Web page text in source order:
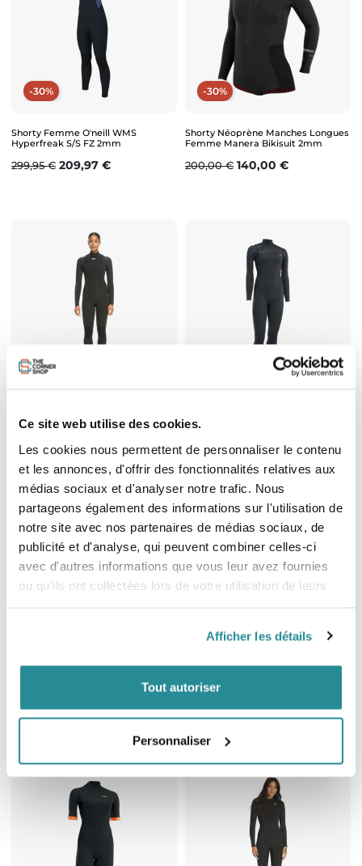
Ce site web utilise des cookies.
Les cookies nous permettent de personnaliser le contenu
et les annonces, d'offrir des fonctionnalités relatives aux
médias sociaux et d'analyser notre trafic. Nous
partageons également des informations sur l'utilisation de
notre site avec nos partenaires de médias sociaux, de
publicité et d'analyse, qui peuvent combiner celles-ci
avec d'autres informations que vous leur avez fournies
ou qu'ils ont collectées lors de votre utilisation de leurs
Afficher les détails
Tout autoriser
Personnaliser
-30%
Shorty Femme O'neill WMS
Hyperfreak S/S FZ 2mm
Prix de base
299,95 € Prix
209,97 €
-30%
Shorty Néoprène Manches Longues
Femme Manera Bikisuit 2mm
Prix de base
200,00 € Prix
140,00 €
-20%
Prix de base
289,99 € Prix
202,99 €
-30%
Patrol Perf 3/2mm FZ 2023
Prix de base
259,99 € Prix
181,99 €